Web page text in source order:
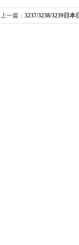
上一篇： 3237/3238/3239日